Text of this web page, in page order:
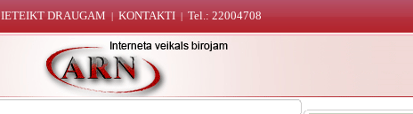
IETEIKT DRAUGAM | KONTAKTI | Tel.: 22004708